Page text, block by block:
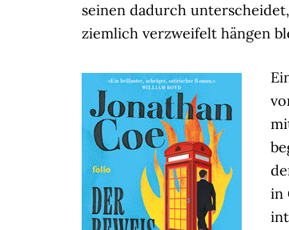
seinen dadurch
ziemlich verzweifelt hängen
in